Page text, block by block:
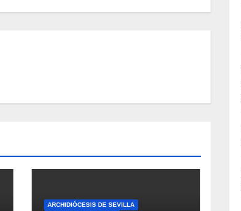
ARCHIDIÓCESIS DE SEVILLA